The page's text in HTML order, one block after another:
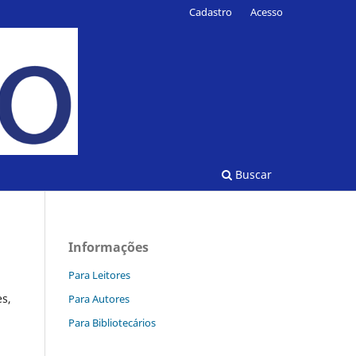
Buscar
Cadastro Acesso
Informações
Para Leitores
Para Autores
Para Bibliotecários